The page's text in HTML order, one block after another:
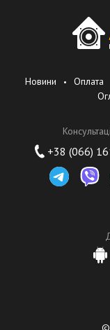
Новини Оплата
+38 (066)
©